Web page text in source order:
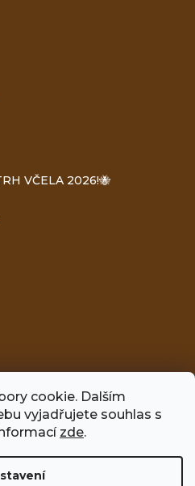
cookie. Dalším
vyjadřujete souhlas s
zde.
VČELA 2026!🐝